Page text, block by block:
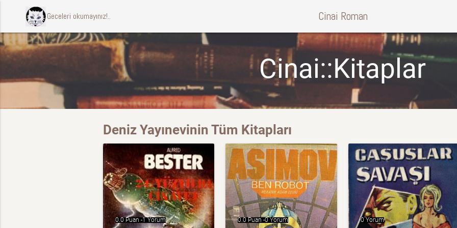
ccccci Geceleri okumayınız!.. Cinai Roman
Cinai::Kitaplar
Deniz Yayınevinin Tüm Kitapları
0.0 Puan -1 Yorum 0.0 Puan -0 Yorum 0 Yorum